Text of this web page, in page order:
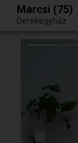
Egy jó randiból bármi
Marcsi (75)
Derekegyház